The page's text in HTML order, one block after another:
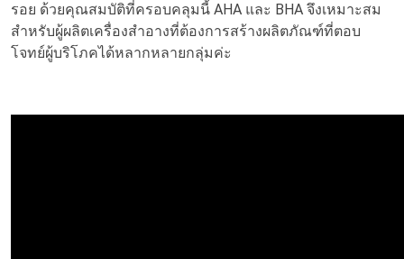
รอย ด้วยคุณสมบัติที่ครอบคลุมนี้ AHA และ BHA จึงเหมาะสม
สำหรับผู้ผลิตเครื่องสำอางที่ต้องการสร้างผลิตภัณฑ์ที่ตอบ
โจทย์ผู้บริโภคได้หลากหลายกลุ่มค่ะ